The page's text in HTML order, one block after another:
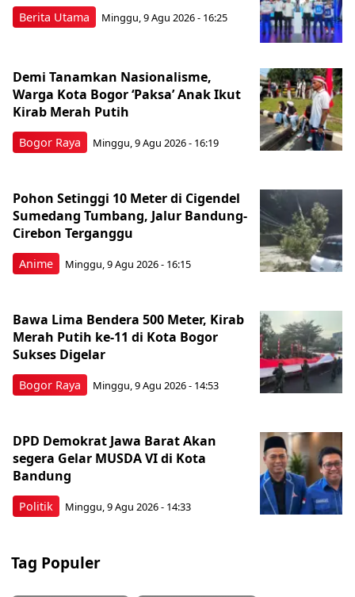
Berita Utama Minggu, 9 Agu 2026 - 16:25
Bogor Raya
Demi Tanamkan Nasionalisme,
Warga Kota Bogor ‘Paksa’ Anak Ikut
Kirab Merah Putih
Minggu, 9 Agu 2026 - 16:19
Anime
Pohon Setinggi 10 Meter di Cigendel
Sumedang Tumbang, Jalur Bandung-
Cirebon Terganggu
Minggu, 9 Agu 2026 - 16:15
Bogor Raya
Bawa Lima Bendera 500 Meter, Kirab
Merah Putih ke-11 di Kota Bogor
Sukses Digelar
Minggu, 9 Agu 2026 - 14:53
Politik
DPD Demokrat Jawa Barat Akan
segera Gelar MUSDA VI di Kota
Bandung
Minggu, 9 Agu 2026 - 14:33
Tag Populer